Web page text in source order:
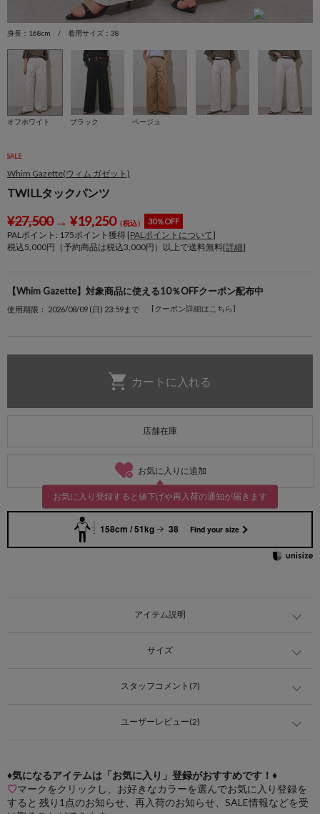
身長：168cm / 着用サイズ：38
オフホワイト ブラック ベージュ
SALE
Whim Gazette(ウィム ガゼット)
TWILLタックパンツ
¥27,500→ ¥19,250（税込） 30％OFF
PALポイント: 175ポイント獲得 [PALポイントについて]
税込5,000円（予約商品は税込3,000円）以上で送料無料[詳細]
【Whim Gazette】対象商品に使える10％OFFクーポン配布中
使用期限： 2026/08/09 (日) 23:59まで [クーポン詳細はこちら]
店舗在庫
お気に入りに追加
お気に入り登録すると値下げや再入荷の通知が届きます
158cm / 51kg 38 Find your size
アイテム説明
サイズ
スタッフコメント(7)
ユーザーレビュー(2)
♦気になるアイテムは「お気に入り」登録がおすすめです！♦
♡マークをクリックし、お好きなカラーを選んでお気に入り登録を
すると 残り1点のお知らせ、再入荷のお知らせ、SALE情報などを受